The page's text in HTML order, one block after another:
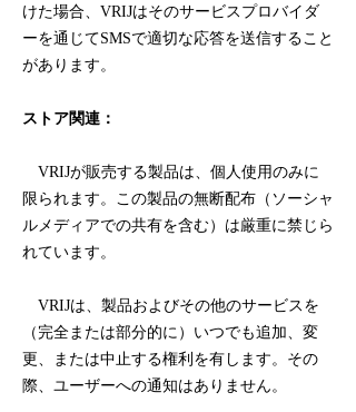
けた場合、VRIJはそのサービスプロバイダ
ーを通じてSMSで適切な応答を送信すること
があります。
ストア関連：
VRIJが販売する製品は、個人使用のみに
限られます。この製品の無断配布（ソーシャ
ルメディアでの共有を含む）は厳重に禁じら
れています。
VRIJは、製品およびその他のサービスを
（完全または部分的に）いつでも追加、変
更、または中止する権利を有します。その
際、ユーザーへの通知はありません。